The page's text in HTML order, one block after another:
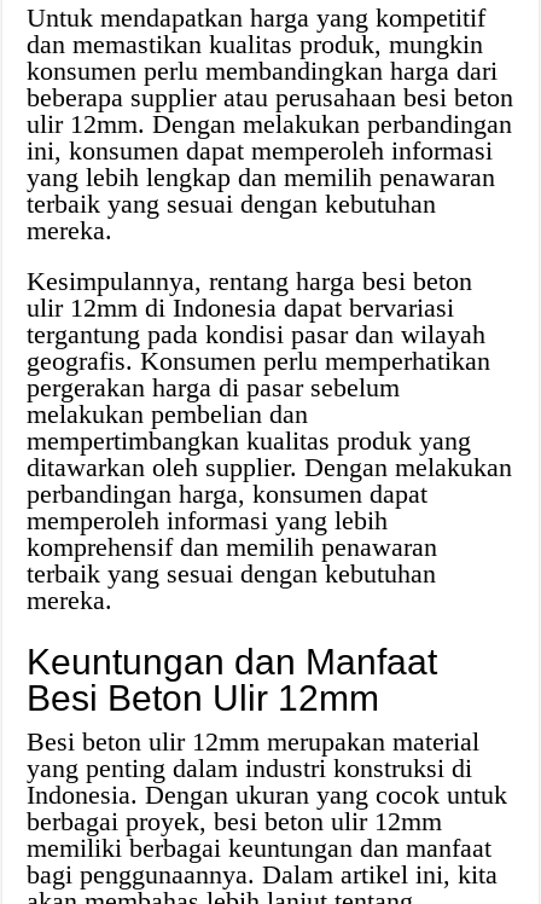
Untuk mendapatkan harga yang kompetitif
dan memastikan kualitas produk, mungkin
konsumen perlu membandingkan harga dari
beberapa supplier atau perusahaan besi beton
ulir 12mm. Dengan melakukan perbandingan
ini, konsumen dapat memperoleh informasi
yang lebih lengkap dan memilih penawaran
terbaik yang sesuai dengan kebutuhan
mereka.
Kesimpulannya, rentang harga besi beton
ulir 12mm di Indonesia dapat bervariasi
tergantung pada kondisi pasar dan wilayah
geografis. Konsumen perlu memperhatikan
pergerakan harga di pasar sebelum
melakukan pembelian dan
mempertimbangkan kualitas produk yang
ditawarkan oleh supplier. Dengan melakukan
perbandingan harga, konsumen dapat
memperoleh informasi yang lebih
komprehensif dan memilih penawaran
terbaik yang sesuai dengan kebutuhan
mereka.
Keuntungan dan Manfaat
Besi Beton Ulir 12mm
Besi beton ulir 12mm merupakan material
yang penting dalam industri konstruksi di
Indonesia. Dengan ukuran yang cocok untuk
berbagai proyek, besi beton ulir 12mm
memiliki berbagai keuntungan dan manfaat
bagi penggunaannya. Dalam artikel ini, kita